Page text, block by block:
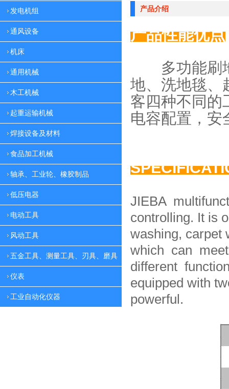
发电机组
通风设备
机床
通用机械
木工机械
起重运输机械
焊接设备及材料
食品加工机械
轴承、工业轮、橡胶制品
低压电器
电动工具
风动工具
五金工具、测量工具、刃具、磨具
仪表
工业自动化仪器
产品介绍
产品性能优点
多功能刷地
地、 洗地毯、
客四种不同的
电容配置， 安
JIEBA
controlling. It is
washing, carpet
which can
different
equipped with
powerful.